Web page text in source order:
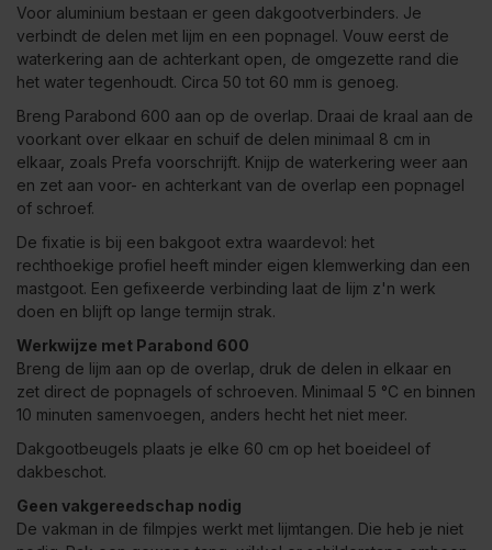
Voor aluminium bestaan er geen dakgootverbinders. Je
verbindt de delen met lijm en een popnagel. Vouw eerst de
waterkering aan de achterkant open, de omgezette rand die
het water tegenhoudt. Circa 50 tot 60 mm is genoeg.
Breng Parabond 600 aan op de overlap. Draai de kraal aan de
voorkant over elkaar en schuif de delen minimaal 8 cm in
elkaar, zoals Prefa voorschrijft. Knijp de waterkering weer aan
en zet aan voor- en achterkant van de overlap een popnagel
of schroef.
De fixatie is bij een bakgoot extra waardevol: het
rechthoekige profiel heeft minder eigen klemwerking dan een
mastgoot. Een gefixeerde verbinding laat de lijm z'n werk
doen en blijft op lange termijn strak.
Werkwijze met Parabond 600
Breng de lijm aan op de overlap, druk de delen in elkaar en
zet direct de popnagels of schroeven. Minimaal 5 °C en binnen
10 minuten samenvoegen, anders hecht het niet meer.
Dakgootbeugels plaats je elke 60 cm op het boeideel of
dakbeschot.
Geen vakgereedschap nodig
De vakman in de filmpjes werkt met lijmtangen. Die heb je niet